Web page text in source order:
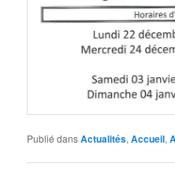
Publié dansActualités,Accueil,